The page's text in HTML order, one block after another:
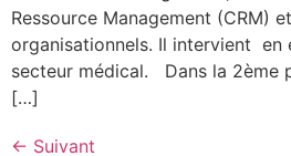
Ressource Management (CRM)
organisationnels. Il intervient en
secteur médical. Dans la 2ème
[…]
← Suivant